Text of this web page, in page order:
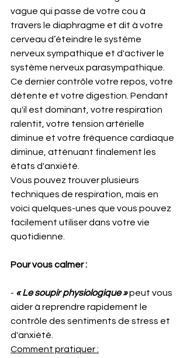
vague qui passe de votre cou à
travers le diaphragme et dit à votre
cerveau d’éteindre le système
nerveux sympathique et d'activer le
système nerveux parasympathique.
Ce dernier contrôle votre repos, votre
détente et votre digestion. Pendant
qu'il est dominant, votre respiration
ralentit, votre tension artérielle
diminue et votre fréquence cardiaque
diminue, atténuant finalement les
états d'anxiété.
Vous pouvez trouver plusieurs
techniques de respiration, mais en
voici quelques-unes que vous pouvez
facilement utiliser dans votre vie
quotidienne.
Pour vous calmer :
- « Le soupir physiologique » peut vous
aider à reprendre rapidement le
contrôle des sentiments de stress et
d'anxiété.
Comment pratiquer :